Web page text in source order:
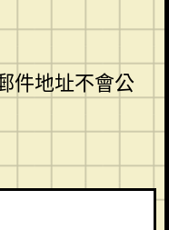
件地址不會公